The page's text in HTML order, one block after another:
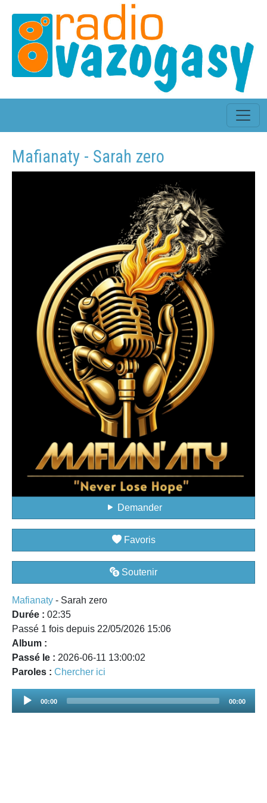
Mafianaty - Sarah zero
Demander
Favoris
Soutenir
Mafianaty - Sarah zero
Durée : 02:35
Passé 1 fois depuis 22/05/2026 15:06
Album :
Passé le : 2026-06-11 13:00:02
Paroles : Chercher ici
Audio
00:00 00:00